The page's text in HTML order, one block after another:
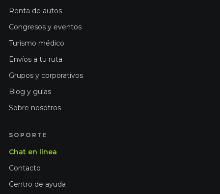
Renta de autos
Congresos y eventos
Turismo médico
Envíos a tu ruta
Grupos y corporativos
Blog y guías
Sobre nosotros
SOPORTE
Chat en línea
Contacto
Centro de ayuda